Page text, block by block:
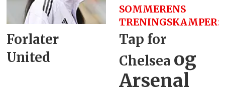
Forlater
United
SOMMERENS
TRENINGSKAMPER:
Tap for
Chelsea og
Arsenal